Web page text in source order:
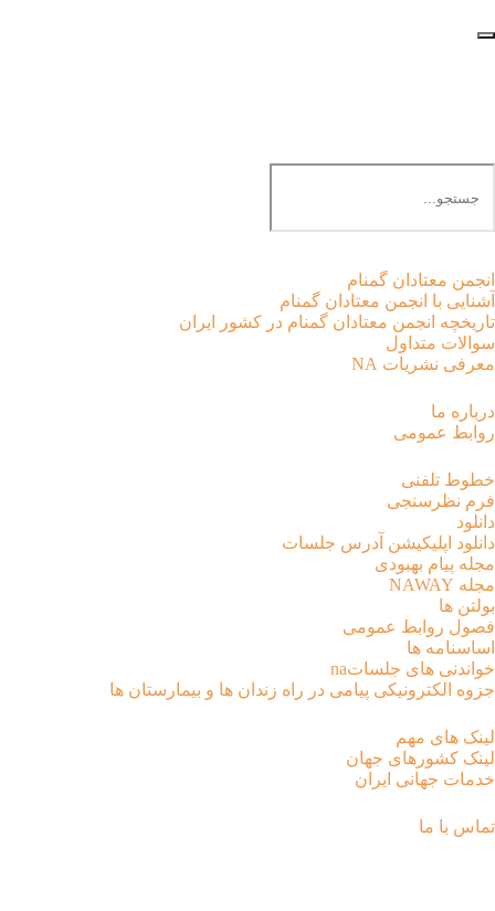
انجمن معتادان گمنام
آشنایی با انجمن معتادان گمنام
تاریخچه انجمن معتادان گمنام در کشور ایران
سوالات متداول
معرفی نشریات NA
درباره ما
روابط عمومی
خطوط تلفنی
فرم نظرسنجی
دانلود
دانلود اپلیکیشن آدرس جلسات
مجله پیام بهبودی
مجله NAWAY
بولتن ها
فصول روابط عمومی
اساسنامه ها
خواندنی های جلساتna
جزوه الکترونیکی پیامی در راه زندان ها و بیمارستان ها
لینک های مهم
لینک کشورهای جهان
خدمات جهانی ایران
تماس با ما